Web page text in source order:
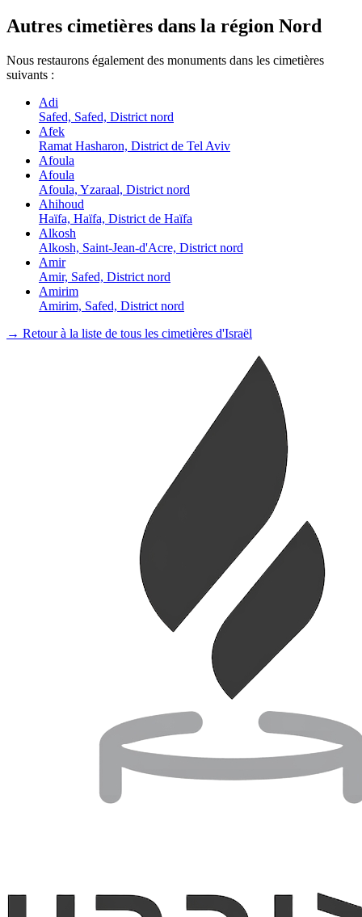
Autres cimetières dans la région Nord
Nous restaurons également des monuments dans les cimetières
suivants :
Adi
Safed, Safed, District nord
Afek
Ramat Hasharon, District de Tel Aviv
Afoula
Afoula
Afoula, Yzaraal, District nord
Ahihoud
Haïfa, Haïfa, District de Haïfa
Alkosh
Alkosh, Saint-Jean-d'Acre, District nord
Amir
Amir, Safed, District nord
Amirim
Amirim, Safed, District nord
→ Retour à la liste de tous les cimetières d'Israël